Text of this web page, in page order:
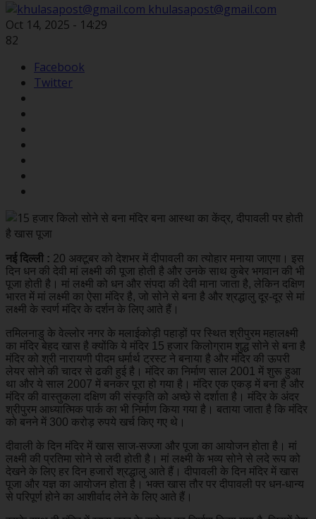
khulasapost@gmail.com
Oct 14, 2025 - 14:29
82
Facebook
Twitter
नई दिल्ली : 20 अक्टूबर को देशभर में दीपावली का त्योहार मनाया जाएगा। इस
दिन धन की देवी मां लक्ष्मी की पूजा होती है और उनके साथ कुबेर भगवान की भी
पूजा होती है। मां लक्ष्मी को धन और संपदा की देवी माना जाता है, लेकिन दक्षिण
भारत में मां लक्ष्मी का ऐसा मंदिर है, जो सोने से बना है और श्रद्धालु दूर-दूर से मां
लक्ष्मी के स्वर्ण मंदिर के दर्शन के लिए आते हैं।
तमिलनाडु के वेल्लोर नगर के मलाईकोड़ी पहाड़ों पर स्थित श्रीपुरम महालक्ष्मी
का मंदिर बेहद खास है क्योंकि ये मंदिर 15 हजार किलोग्राम शुद्ध सोने से बना है
मंदिर को श्री नारायणी पीदम धर्मार्थ ट्रस्ट ने बनाया है और मंदिर की ऊपरी
लेयर सोने की चादर से ढकी हुई है। मंदिर का निर्माण साल 2001 में शुरू हुआ
था और ये साल 2007 में बनकर पूरा हो गया है। मंदिर एक एकड़ में बना है और
मंदिर की वास्तुकला दक्षिण की संस्कृति को अच्छे से दर्शाता है। मंदिर के अंदर
श्रीपुरम आध्यात्मिक पार्क का भी निर्माण किया गया है। बताया जाता है कि मंदिर
को बनने में 300 करोड़ रुपये खर्च किए गए थे।
दीवाली के दिन मंदिर में खास साज-सज्जा और पूजा का आयोजन होता है। मां
लक्ष्मी की प्रतिमा सोने से लदी होती है। मां लक्ष्मी के भव्य सोने से लदे रूप को
देखने के लिए हर दिन हजारों श्रद्धालु आते हैं। दीपावली के दिन मंदिर में खास
पूजा और यज्ञ का आयोजन होता है। भक्त खास तौर पर दीपावली पर धन-धान्य
से परिपूर्ण होने का आशीर्वाद लेने के लिए आते हैं।